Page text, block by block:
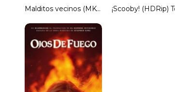
Malditos vecinos (MKV) Español Torrent